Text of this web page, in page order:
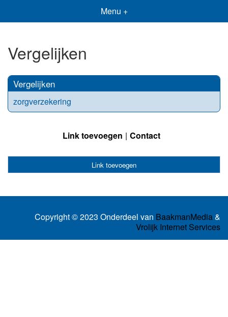
Menu +
Vergelijken
Vergelijken
zorgverzekering
Link toevoegen Contact
Link toevoegen
Copyright © 2023 Onderdeel van BaakmanMedia&
Vrolijk Internet Services